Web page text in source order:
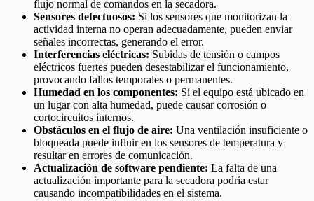
flujo normal de comandos en la secadora.
Sensores defectuosos: Si los sensores que monitorizan la
actividad interna no operan adecuadamente, pueden enviar
señales incorrectas, generando el error.
Interferencias eléctricas: Subidas de tensión o campos
eléctricos fuertes pueden desestabilizar el funcionamiento,
provocando fallos temporales o permanentes.
Humedad en los componentes: Si el equipo está ubicado en
un lugar con alta humedad, puede causar corrosión o
cortocircuitos internos.
Obstáculos en el flujo de aire: Una ventilación insuficiente o
bloqueada puede influir en los sensores de temperatura y
resultar en errores de comunicación.
Actualización de software pendiente: La falta de una
actualización importante para la secadora podría estar
causando incompatibilidades en el sistema.